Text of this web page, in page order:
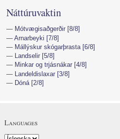
Náttúruvaktin
Mótvægisaðgerðir [8/8]
Arnarbeyki [7/8]
Mállýskur skógarþrasta [6/8]
Landselir [5/8]
Minkar og trjásnákar [4/8]
Landeldislaxar [3/8]
Dóná [2/8]
Languages